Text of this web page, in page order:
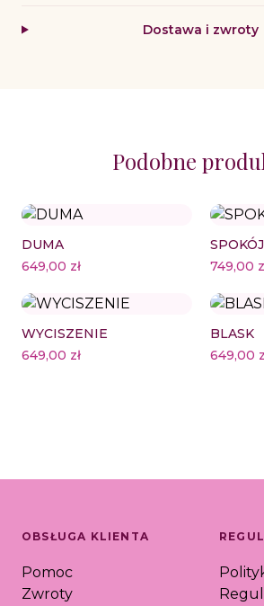
Dostawa i zwroty
Podobne
DUMA
649,00 zł
SPOKÓJ
749,00
WYCISZENIE
649,00 zł
BLASK
649,00
OBSŁUGA KLIENTA
Pomoc
Zwroty